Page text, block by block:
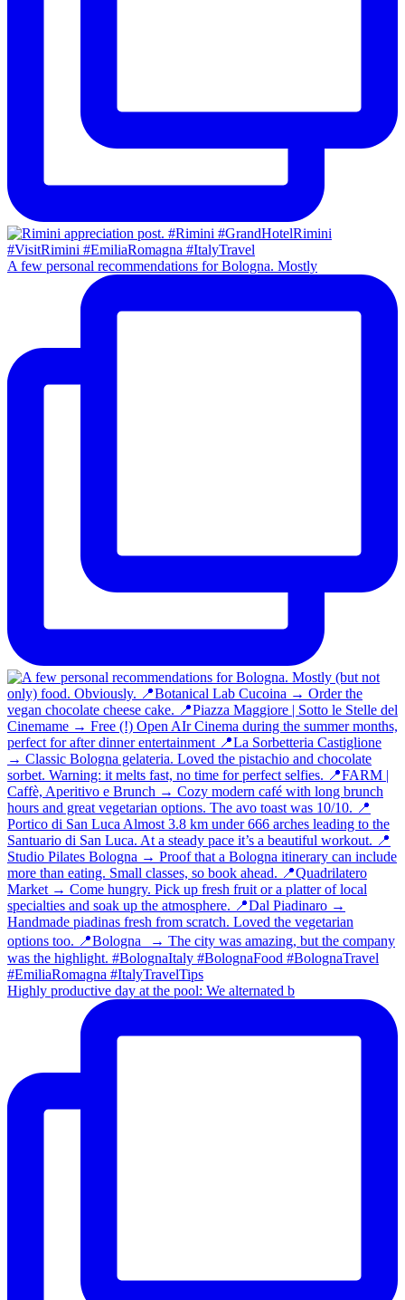
A few personal recommendations for Bologna. Mostly
Highly productive day at the pool: We alternated b